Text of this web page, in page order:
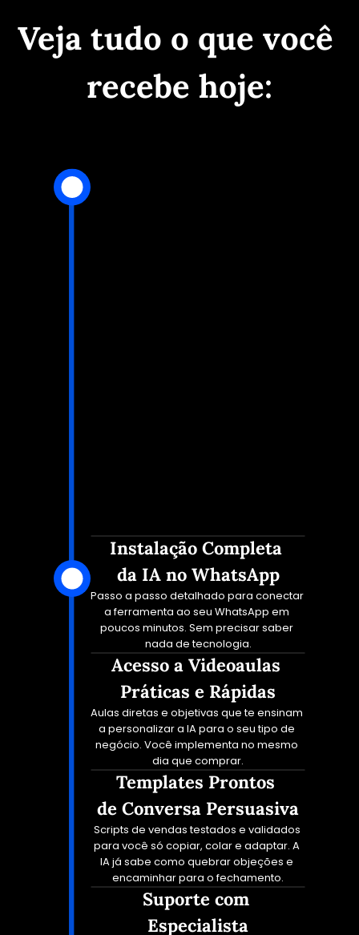
Instalação Completa
da IA no WhatsApp
Passo a passo detalhado para conectar
a ferramenta ao seu WhatsApp em
poucos minutos. Sem precisar saber
nada de tecnologia.
Acesso a Videoaulas
Práticas e Rápidas
Aulas diretas e objetivas que te ensinam
a personalizar a IA para o seu tipo de
negócio. Você implementa no mesmo
dia que comprar.
Templates Prontos
de Conversa Persuasiva
Scripts de vendas testados e validados
para você só copiar, colar e adaptar. A
IA já sabe como quebrar objeções e
encaminhar para o fechamento.
Suporte com
Especialista
Veja tudo o que você
recebe hoje: